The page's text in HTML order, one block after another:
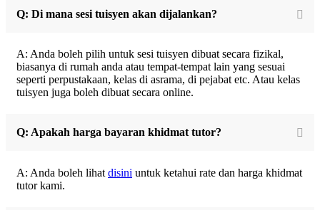
Q: Di mana sesi tuisyen akan dijalankan?
A: Anda boleh pilih untuk sesi tuisyen dibuat secara fizikal,
biasanya di rumah anda atau tempat-tempat lain yang sesuai
seperti perpustakaan, kelas di asrama, di pejabat etc. Atau kelas
tuisyen juga boleh dibuat secara online.
Q: Apakah harga bayaran khidmat tutor?
A: Anda boleh lihat disini untuk ketahui rate dan harga khidmat
tutor kami.